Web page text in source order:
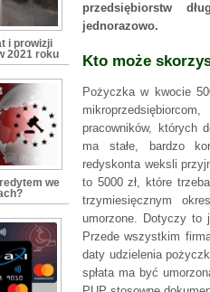
przedsiębiorstw
jednorazowo.
Kto może
Pożyczka w kwocie
pracowników, których
ma stałe, bardzo
redyskonta weksli
to 5000 zł, które
trzymiesięcznym
umorzone. Dotyczy to
Przede wszystkim
daty udzielenia
spłata ma być
i prowizji
2021 roku
we